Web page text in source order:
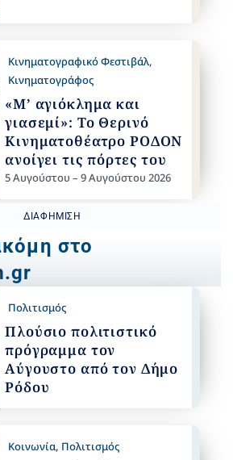
Κινηματογραφικό Φεστιβάλ,
Κινηματογράφος
«Μ’ αγιόκλημα και
γιασεμί»: Το Θερινό
Κινηματοθέατρο ΡΟΔΟΝ
ανοίγει τις πόρτες του
5 Αυγούστου – 9 Αυγούστου 2026
ΔΙΑΦΉΜΙΣΗ
στο
Πολιτισμός
Πλούσιο πολιτιστικό
πρόγραμμα τον
Αύγουστο από τον Δήμο
Ρόδου
Κοινωνία, Πολιτισμός